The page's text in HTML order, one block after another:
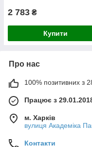
2 783 ₴
Купити
Про нас
100% позитивних з 28
Працює з
м. Харків
вулиця Академіка
Контакти